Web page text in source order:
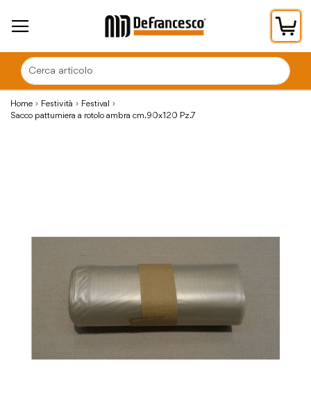
Home Festività
Festival
Sacco pattumiera a rotolo ambra cm.90x120 Pz.7